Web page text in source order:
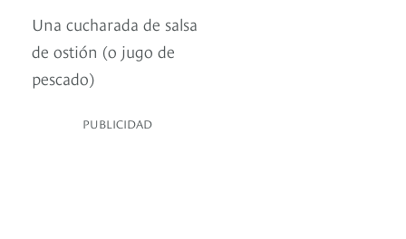
Una cucharada de salsa
de ostión (o jugo de
pescado)
PUBLICIDAD